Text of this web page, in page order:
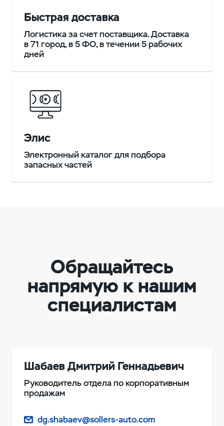
Быстрая доставка
Логистика за счет поставщика. Доставка
в 71 город, в 5 ФО, в течении 5 рабочих
дней
Элис
Электронный каталог для подбора
запасных частей
Обращайтесь
напрямую к нашим
специалистам
Шабаев Дмитрий Геннадьевич
Руководитель отдела по корпоративным
продажам
dg.shabaev@sollers-auto.com